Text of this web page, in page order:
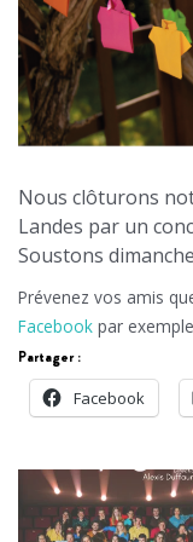
Nous clôturons
Landes par un
Soustons
Prévenez vos amis
Facebook par
Partager :
Facebook